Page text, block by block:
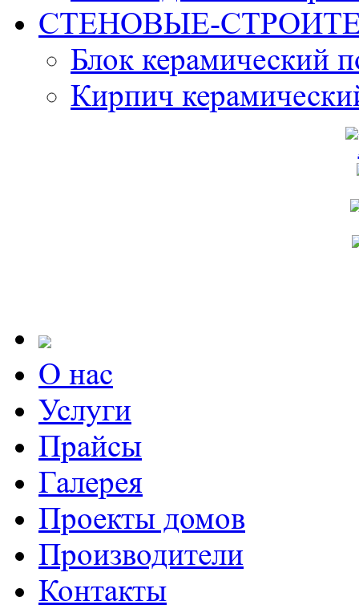
СТЕНОВЫЕ-
Блок керамический
Кирпич
О нас
Услуги
Прайсы
Галерея
Проекты домов
Производители
Контакты